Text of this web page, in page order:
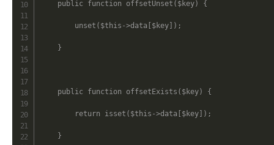
public function offsetUnset ( $key) {
unset ( $this ->data $key] ) ;
}
public function offsetExists ( $key) {
return isset ( $this ->data $key] ) ;
}